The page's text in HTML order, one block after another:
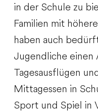
in der Schule zu
Familien mit
haben auch
Jugendliche einen
Tagesausflügen
Mittagessen in
Sport und Spiel in